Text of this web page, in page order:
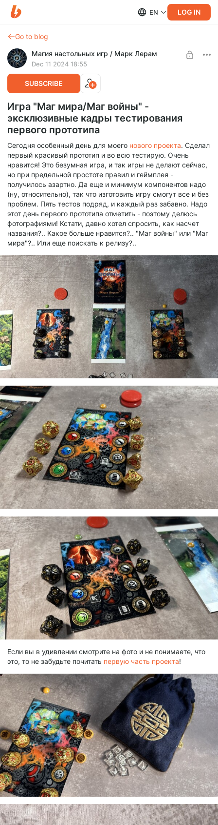
EN LOG IN
Go to blog
Магия настольных игр / Марк Лерам
Dec 11 2024 18:55
SUBSCRIBE
Игра "Маг мира/Маг войны" -
эксклюзивные кадры тестирования
первого прототипа
Сегодня особенный день для моего нового проекта. Сделал
первый красивый прототип и во всю тестирую. Очень
нравится! Это безумная игра, и так игры не делают сейчас,
но при предельной простоте правил и геймплея -
получилось азартно. Да еще и минимум компонентов надо
(ну, относительно), так что изготовить игру смогут все и без
проблем. Пять тестов подряд, и каждый раз забавно. Надо
этот день первого прототипа отметить - поэтому делюсь
фотографиями! Кстати, давно хотел спросить, как насчет
названия?.. Какое больше нравится?.. "Маг войны" или "Маг
мира"?.. Или еще поискать к релизу?..
Если вы в удивлении смотрите на фото и не понимаете, что
это, то не забудьте почитать первую часть проекта!